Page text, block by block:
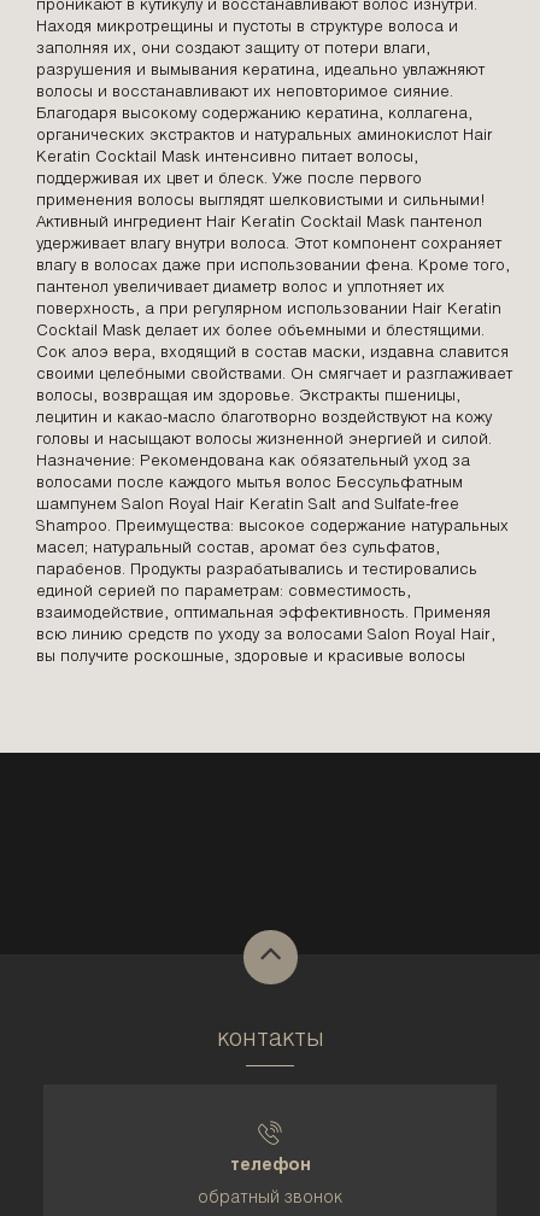
проникают в кутикулу и восстанавливают волос изнутри.
Находя микротрещины и пустоты в структуре волоса и
заполняя их, они создают защиту от потери влаги,
разрушения и вымывания кератина, идеально увлажняют
волосы и восстанавливают их неповторимое сияние.
Благодаря высокому содержанию кератина, коллагена,
органических экстрактов и натуральных аминокислот Hair
Keratin Cocktail Mask интенсивно питает волосы,
поддерживая их цвет и блеск. Уже после первого
применения волосы выглядят шелковистыми и сильными!
Активный ингредиент Hair Keratin Cocktail Mask пантенол
удерживает влагу внутри волоса. Этот компонент сохраняет
влагу в волосах даже при использовании фена. Кроме того,
пантенол увеличивает диаметр волос и уплотняет их
поверхность, а при регулярном использовании Hair Keratin
Cocktail Mask делает их более объемными и блестящими.
Сок алоэ вера, входящий в состав маски, издавна славится
своими целебными свойствами. Он смягчает и разглаживает
волосы, возвращая им здоровье. Экстракты пшеницы,
лецитин и какао-масло благотворно воздействуют на кожу
головы и насыщают волосы жизненной энергией и силой.
Назначение: Рекомендована как обязательный уход за
волосами после каждого мытья волос Бессульфатным
шампунем Salon Royal Hair Keratin Salt and Sulfate-free
Shampoo. Преимущества: высокое содержание натуральных
масел; натуральный состав, аромат без сульфатов,
парабенов. Продукты разрабатывались и тестировались
единой серией по параметрам: совместимость,
взаимодействие, оптимальная эффективность. Применяя
всю линию средств по уходу за волосами Salon Royal Hair,
вы получите роскошные, здоровые и красивые волосы
контакты
телефон
обратный звонок